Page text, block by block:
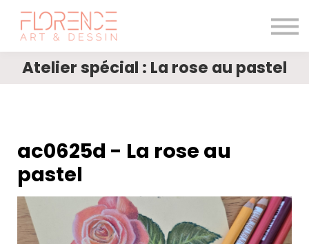
Le magazine
Blogue
Me connecter
Atelier spécial : La rose au pastel
ac0625d - La rose au
pastel